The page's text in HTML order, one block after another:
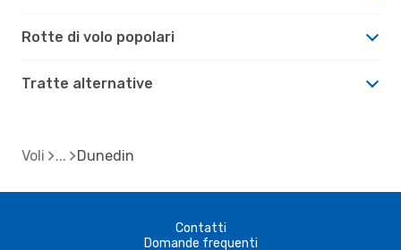
Rotte di volo popolari
Tratte alternative
Voli Dunedin
Contatti
Domande frequenti